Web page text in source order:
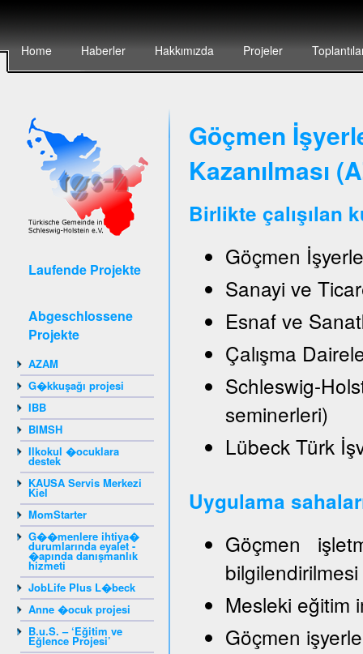
Home Haberler Hakkımızda Projeler
Laufende Projekte
Abgeschlossene
Projekte
AZAM
G�kkuşağı projesi
IBB
BIMSH
Ilkokul �ocuklara
destek
KAUSA Servis Merkezi
Kiel
MomStarter
G��menlere ihtiya�
durumlarında eyalet -
�apında danışmanlık
hizmeti
JobLife Plus L�beck
Anne �ocuk projesi
B.u.S. – ‘Eğitim ve
Eğlence Projesi’
Göçmen
Kazanılması
Birlikte çalışılan
Göçmen
Sanayi ve
Esnaf ve
Çalışma
Schleswig-
seminerleri)
Lübeck Türk
Uygulama
Göçmen
bilgilendirilmesi
Mesleki eğitim
Göçmen